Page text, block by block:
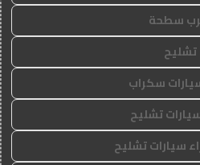
سطحة
تشليح
سكراب
تشليح
سيارات تشليح